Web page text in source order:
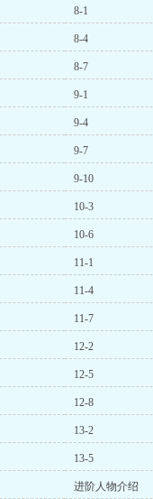
8-1
8-4
8-7
9-1
9-4
9-7
9-10
10-3
10-6
11-1
11-4
11-7
12-2
12-5
12-8
13-2
13-5
进阶人物介绍